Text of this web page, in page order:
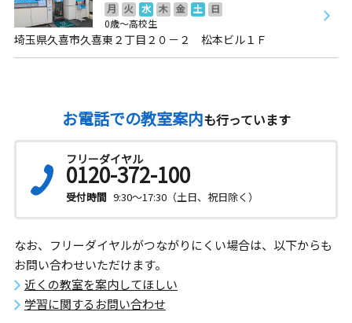
月 火 水 木 金 土
日
0歳～高校生
埼玉県久喜市久喜東２丁目２０－２ 松本ビル１Ｆ
お電話での教室案内も行っています
フリーダイヤル
0120-372-100
受付時間 9:30～17:30（土日、祝日除く）
なお、フリーダイヤルがつながりにくい場合は、以下からも
お問い合わせいただけます。
近くの教室を案内してほしい
学習に関するお問い合わせ